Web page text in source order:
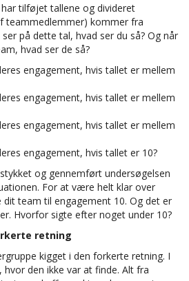
tilføjet tallene og divideret
teammedlemmer) kommer fra
på dette tal, hvad ser du så? Og når
hvad ser de så?
engagement, hvis tallet er mellem
engagement, hvis tallet er mellem
engagement, hvis tallet er mellem
engagement, hvis tallet er 10?
og gennemført undersøgelsen
For at være helt klar over
team til engagement 10. Og det er
Hvorfor sigte efter noget under 10?
retning
kigget i den forkerte retning. I
den ikke var at finde. Alt fra